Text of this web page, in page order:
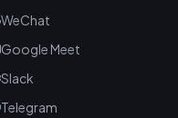
WeChat
Google Meet
Slack
Telegram